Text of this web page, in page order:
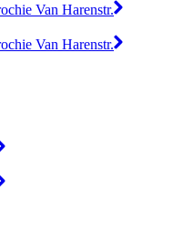
Van Harenstr.
Van Harenstr.